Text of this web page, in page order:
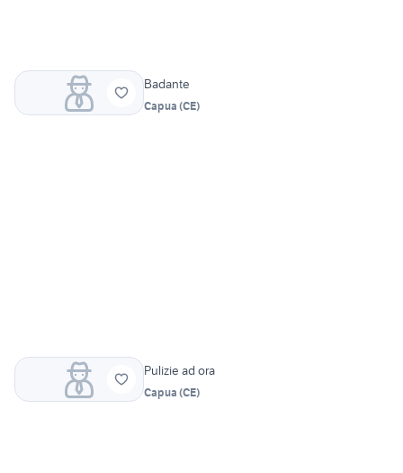
Badante
Capua (CE)
Pulizie ad ora
Capua (CE)